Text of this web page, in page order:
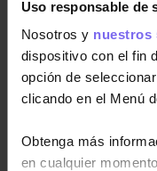
Uso responsable de
Nosotros y nuestros
dispositivo con el fin
opción de
clicando en el Menú
Obtenga más
en cualquier